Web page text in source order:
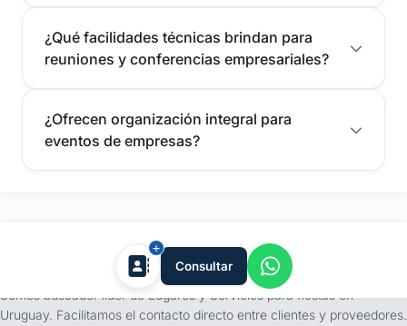
¿Qué facilidades técnicas brindan para
reuniones y conferencias empresariales?
¿Ofrecen organización integral para
eventos de empresas?
Consultar
tufiesta.com.uy
Somos buscador líder de Lugares y Servicios para fiestas en
Uruguay. Facilitamos el contacto directo entre clientes y proveedores.